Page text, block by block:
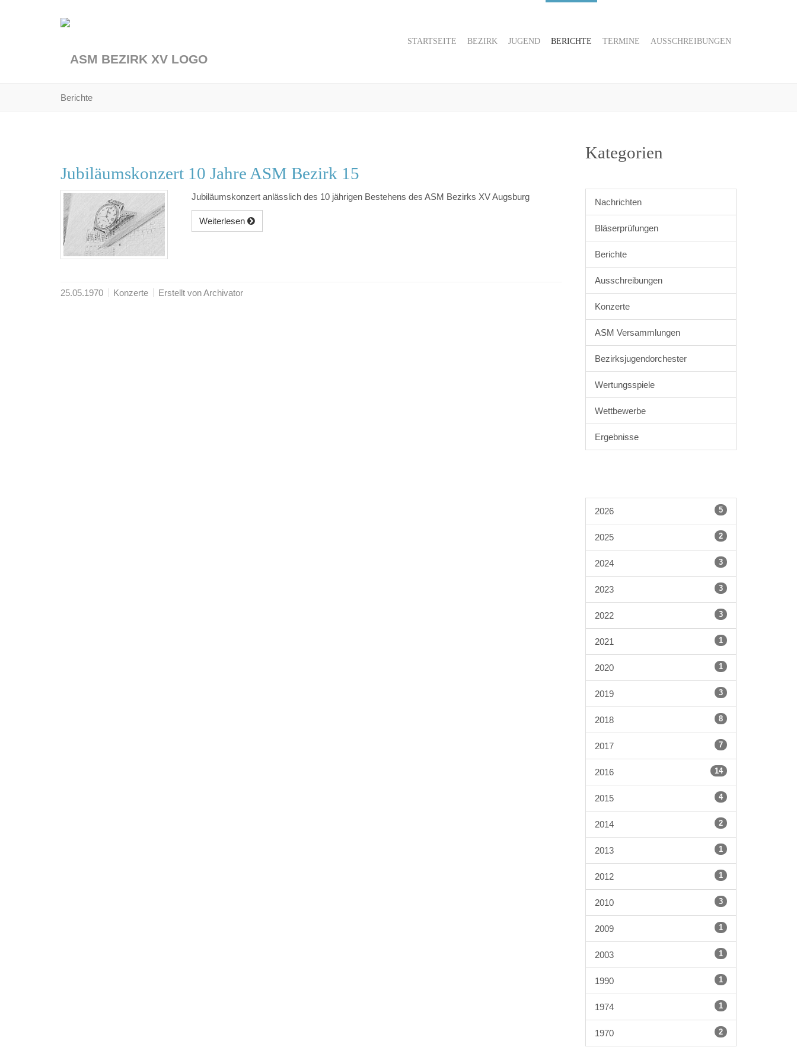
STARTSEITE BEZIRK JUGEND BERICHTE TERMINE AUSSCHREIBUNGEN
are
Berichte
Jubiläumskonzert 10 Jahre ASM Bezirk 15
Jubiläumskonzert anlässlich des 10 jährigen Bestehens des ASM Bezirks XV Augsburg
Weiterlesen
25.05.1970 Konzerte Erstellt von Archivator
Kategorien
Nachrichten
Bläserprüfungen
Berichte
Ausschreibungen
Konzerte
ASM Versammlungen
Bezirksjugendorchester
Wertungsspiele
Wettbewerbe
Ergebnisse
2026 5
2025 2
2024 3
2023 3
2022 3
2021 1
2020 1
2019 3
2018 8
2017 7
2016 14
2015 4
2014 2
2013 1
2012 1
2010 3
2009 1
2003 1
1990 1
1974 1
1970 2